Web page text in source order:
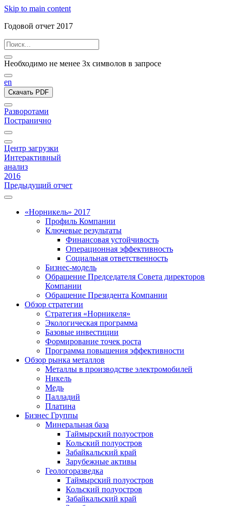
Skip to main content
Годовой отчет 2017
Необходимо не менее 3х символов в запросе
en
Скачать PDF
Разворотами
Постранично
Центр загрузки
Интерактивный
анализ
2016
Предыдущий отчет
«Норникель» 2017
Профиль Компании
Ключевые результаты
Финансовая устойчивость
Операционная эффективность
Социальная ответственность
Бизнес-модель
Обращение Председателя Совета директоров
Компании
Обращение Президента Компании
Обзор стратегии
Стратегия «Норникеля»
Экологическая программа
Базовые инвестиции
Формирование точек роста
Программа повышения эффективности
Обзор рынка металлов
Металлы в производстве электромобилей
Никель
Медь
Палладий
Платина
Бизнес Группы
Минеральная база
Таймырский полуостров
Кольский полуостров
Забайкальский край
Зарубежные активы
Геологоразведка
Таймырский полуостров
Кольский полуостров
Забайкальский край